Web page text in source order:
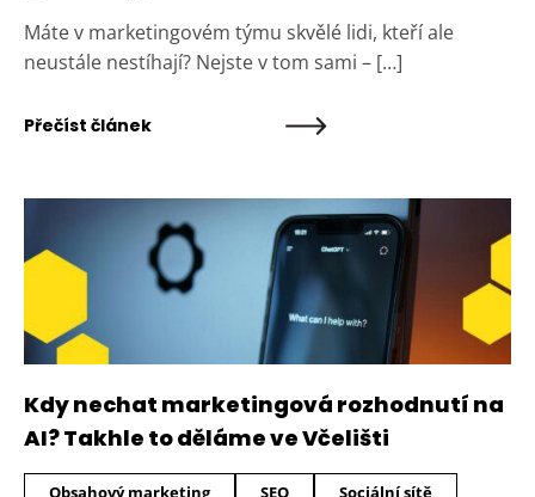
Máte v marketingovém týmu skvělé lidi, kteří ale
neustále nestíhají? Nejste v tom sami – […]
Přečíst článek
Kdy nechat marketingová rozhodnutí na
AI? Takhle to děláme ve Včelišti
Obsahový marketing SEO
Sociální sítě